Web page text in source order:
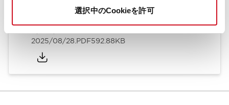
選択中のCookieを許可
2025/08/28.PDF592.88KB